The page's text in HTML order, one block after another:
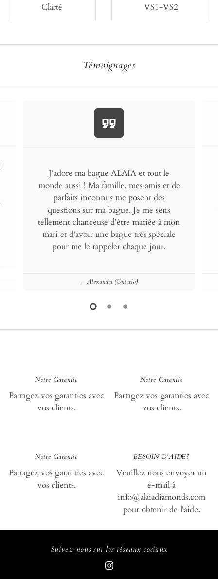
Clarté VS1-VS2
Témoignages
format_quote
J'adore ma bague ALAIA et tout le
monde aussi ! Ma famille, mes amis et de
parfaits inconnus me posent des
questions sur ma bague. Je me sens
tellement chanceuse d'être mariée à mon
mari et d'avoir une bague très spéciale
pour me le rappeler chaque jour.
Alexandra (Ontario)
Notre Garantie
Partagez vos garanties avec
vos clients.
Notre Garantie
Partagez vos garanties avec
vos clients.
Notre Garantie
Partagez vos garanties avec
vos clients.
BESOIN D'AIDE?
Veuillez nous envoyer un
e-mail à
info@alaiadiamonds.com
pour obtenir de l'aide.
Suivez-nous sur les réseaux sociaux